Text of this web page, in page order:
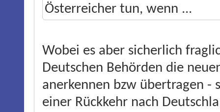
Österreicher tun, wenn ...
Wobei es aber sicherlich
Deutschen Behörden die
anerkennen bzw übertragen -
einer Rückkehr nach